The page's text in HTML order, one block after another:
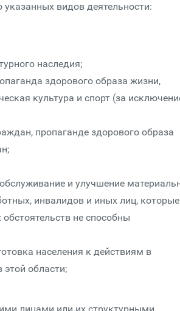
видов деятельности:
наследия;
здорового образа жизни,
культура и спорт (за
пропаганде здорового образа
и улучшение
инвалидов и иных лиц,
не способны
населения к действиям в
области;